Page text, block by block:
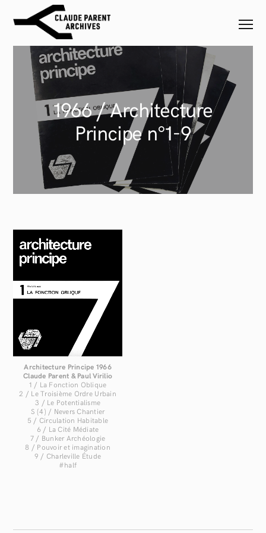
1966 / Architecture
Principe n°1-9
Architecture Principe 1966
Claude Parent & Paul Virilio
1 / La Fonction Oblique
2 / Le Troisième Ordre Urbain
3 / Le Potentialisme
S (4) / Nevers Chantier
5 / Circulation Habitable
6 / La Cité Médiate
7 / Bunker Archéologie
8 / Pouvoir et imagination
9 / Charleville Étude
#half